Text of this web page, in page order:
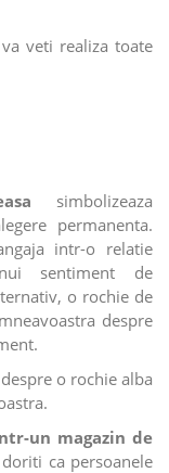
va veti realiza toate
simbolizeaza
permanenta.
intr-o relatie
sentiment de
o rochie de
despre
o rochie alba
un magazin de
ca persoanele